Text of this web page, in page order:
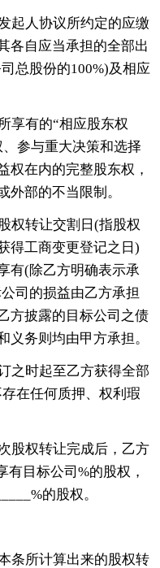
起人协议所约定的应缴
各自应当承担的全部出
总股份的100%)及相应
享有的“相应股东权
参与重大决策和选择
权在内的完整股东权，
外部的不当限制。
权转让交割日(指股权
得工商变更登记之日)
有(除乙方明确表示承
司的损益由乙方承担
方披露的目标公司之债
义务则均由甲方承担。
之时起至乙方获得全部
在任何质押、权利瑕
股权转让完成后，乙方
有目标公司%的股权，
的股权。
条所计算出来的股权转